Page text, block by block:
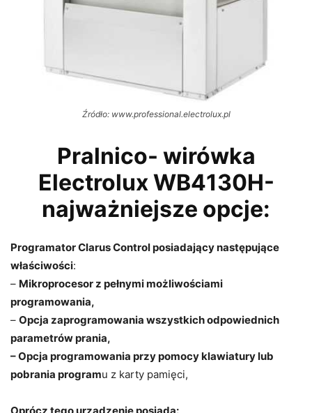
Źródło: www.professional.electrolux.pl
Pralnico- wirówka
Electrolux WB4130H-
najważniejsze opcje:
Programator Clarus Control posiadający następujące
właściwości:
– Mikroprocesor z pełnymi możliwościami
programowania,
– Opcja zaprogramowania wszystkich odpowiednich
parametrów prania,
– Opcja programowania przy pomocy klawiatury lub
pobrania programu z karty pamięci,